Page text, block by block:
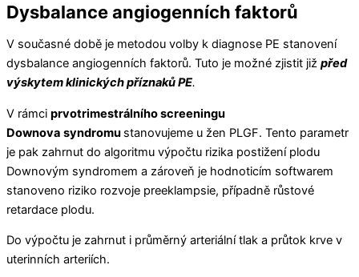
Dysbalance angiogenních faktorů
V současné době je metodou volby k diagnose PE stanovení
dysbalance angiogenních faktorů. Tuto je možné zjistit již před
výskytem klinickýchpříznakůPE.
V rámci prvotrimestrálního screeningu
Downova syndromu stanovujeme u žen PLGF. Tento parametr
je pak zahrnut do algoritmu výpočtu rizika postižení plodu
Downovým syndromem a zároveň je hodnoticím softwarem
stanoveno riziko rozvoje preeklampsie, případně růstové
retardace plodu.
Do výpočtu je zahrnut i průměrný arteriální tlak a průtok krve v
uterinních arteriích.